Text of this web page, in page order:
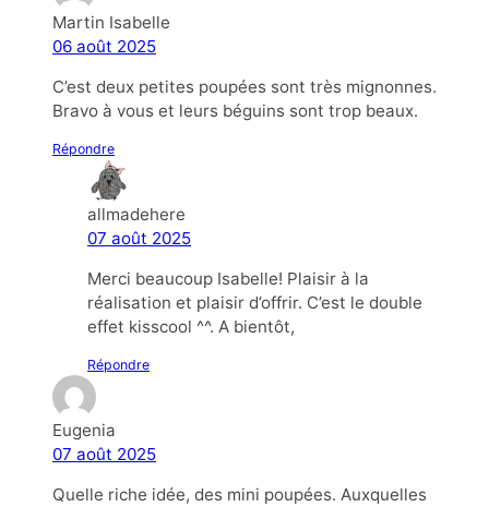
Martin Isabelle
06 août 2025
C’est deux petites poupées sont très mignonnes.
Bravo à vous et leurs béguins sont trop beaux.
Répondre
allmadehere
07 août 2025
Merci beaucoup Isabelle! Plaisir à la
réalisation et plaisir d’offrir. C’est le double
effet kisscool ^^. A bientôt,
Répondre
Eugenia
07 août 2025
Quelle riche idée, des mini poupées. Auxquelles